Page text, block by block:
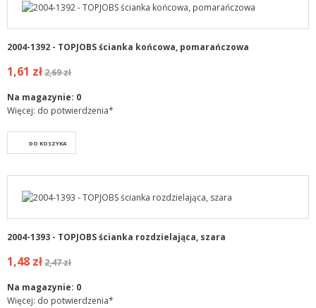
2004-1392 - TOPJOBS ścianka końcowa, pomarańczowa
1,61 zł2,69 zł
Na magazynie: 0
Więcej: do potwierdzenia*
DO KOSZYKA
2004-1393 - TOPJOBS ścianka rozdzielająca, szara
1,48 zł2,47 zł
Na magazynie: 0
Więcej: do potwierdzenia*